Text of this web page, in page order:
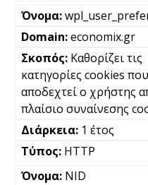
economix.gr
Καθορίζει τις
κατηγορίες cookies
αποδεχτεί ο χρήστης
πλαίσιο συναίνεσης
1 έτος
HTTP
NID